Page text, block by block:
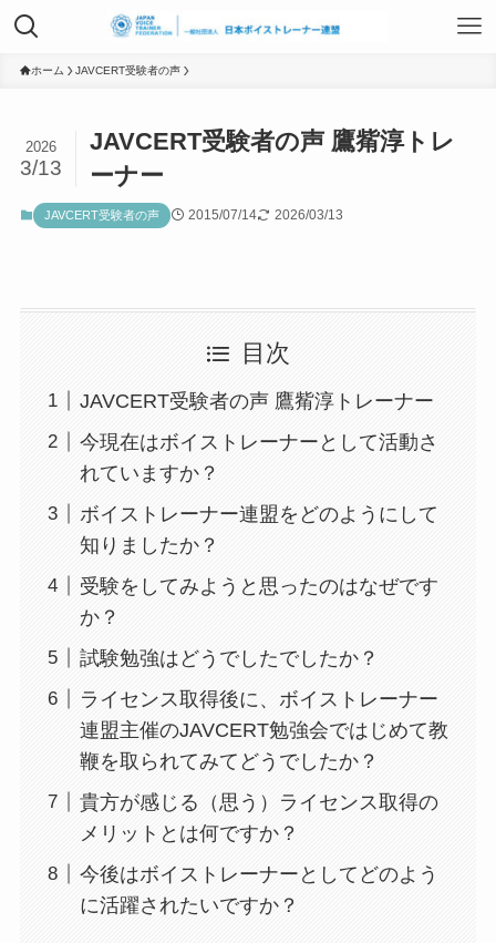
日本ボイストレーナー連盟資格認定につ
ボイストレーニング勉強会
組織概要
年間事業計画
取材・講演などのご依頼
お問合せ
ホーム JAVCERT受験者の声
JAVCERT受験者の声 鷹觜淳トレ
ーナー
2026
3/13
JAVCERT受験者の声 2015/07/14 2026/03/13
目次
JAVCERT受験者の声 鷹觜淳トレーナー
今現在はボイストレーナーとして活動さ
れていますか？
ボイストレーナー連盟をどのようにして
知りましたか？
受験をしてみようと思ったのはなぜです
か？
試験勉強はどうでしたでしたか？
ライセンス取得後に、ボイストレーナー
連盟主催のJAVCERT勉強会ではじめて教
鞭を取られてみてどうでしたか？
貴方が感じる（思う）ライセンス取得の
メリットとは何ですか？
今後はボイストレーナーとしてどのよう
に活躍されたいですか？